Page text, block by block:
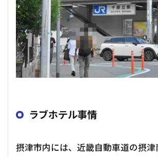
ラブホテル事情
摂津市内には、近畿自動車道の摂